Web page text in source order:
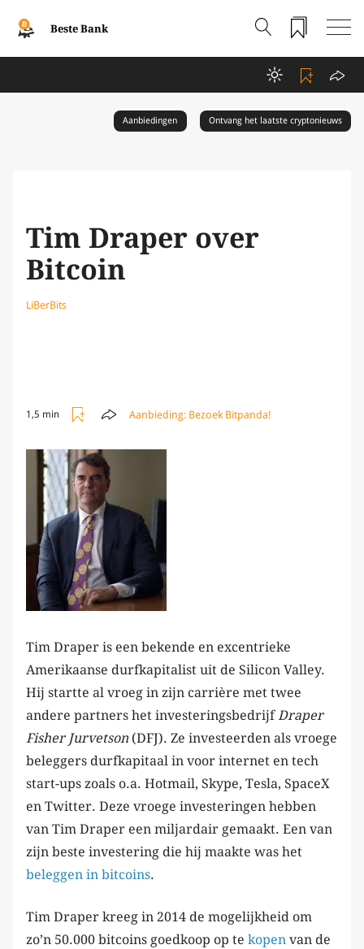
Beste Bank
Aanbiedingen Ontvang het laatste cryptonieuws
Tim Draper over
Bitcoin
LiBerBits
1,5 min Aanbieding: Bezoek Bitpanda!
Tim Draper is een bekende en excentrieke
Amerikaanse durfkapitalist uit de Silicon Valley.
Hij startte al vroeg in zijn carrière met twee
andere partners het investeringsbedrijfDraper
Fisher Jurvetson (DFJ). Ze investeerden als vroege
beleggers durfkapitaal in voor internet en tech
start-ups zoals o.a. Hotmail, Skype, Tesla, SpaceX
en Twitter. Deze vroege investeringen hebben
van Tim Draper een miljardair gemaakt. Een van
zijn beste investering die hij maakte was het
beleggen in bitcoins.
Tim Draper kreeg in 2014 de mogelijkheid om
zo’n 50.000 bitcoins goedkoop op te kopen van de